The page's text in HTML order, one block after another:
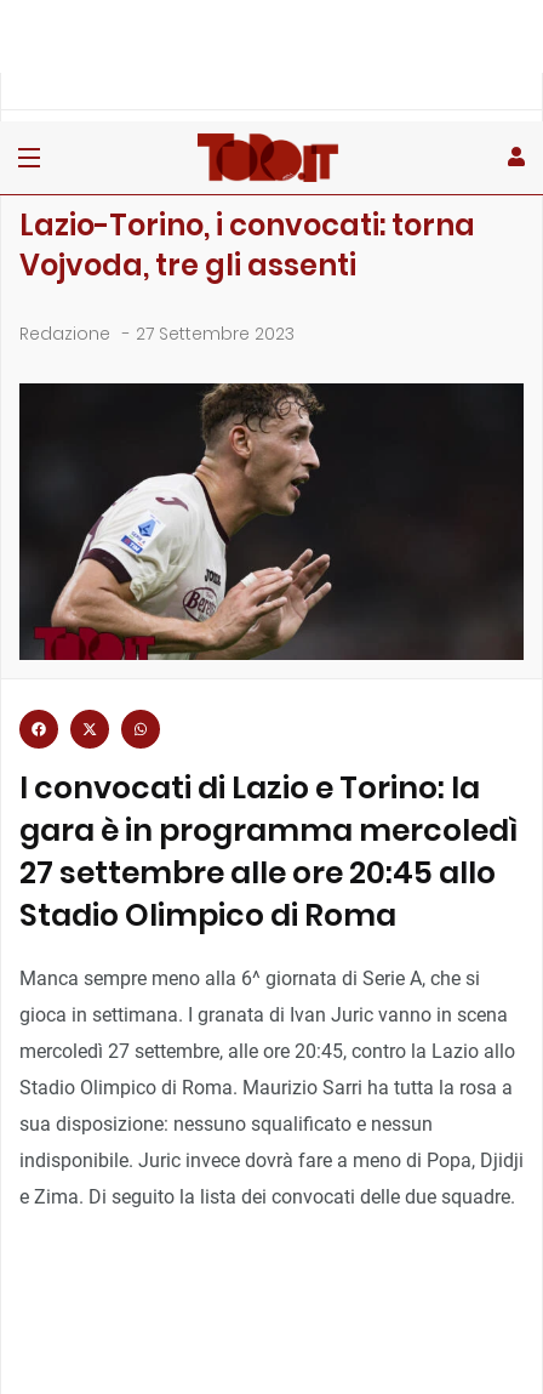
Lazio-Torino, i convocati: torna
Vojvoda, tre gli assenti
Redazione - 27 Settembre 2023
I convocati di Lazio e Torino: la
gara è in programma mercoledì
27 settembre alle ore 20:45 allo
Stadio Olimpico di Roma
Manca sempre meno alla 6^ giornata di Serie A, che si
gioca in settimana. I granata di Ivan Juric vanno in scena
mercoledì 27 settembre, alle ore 20:45, contro la Lazio allo
Stadio Olimpico di Roma. Maurizio Sarri ha tutta la rosa a
sua disposizione: nessuno squalificato e nessun
indisponibile. Juric invece dovrà fare a meno di Popa, Djidji
e Zima. Di seguito la lista dei convocati delle due squadre.